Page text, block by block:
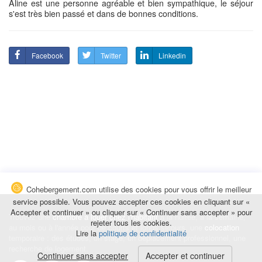
Aline est une personne agréable et bien sympathique, le séjour
s'est très bien passé et dans de bonnes conditions.
Facebook Twitter Linkedin
Trouvez unechambre à louer chez l'habitantà la nuitée, à la semaine,
au mois ou à l'année pour de courts et longs séjours, une
temporaire : des études, un stage, un déplacement professionnel, une
Cohebergement.com utilise des cookies pour vous offrir le meilleur
service possible. Vous pouvez accepter ces cookies en cliquant sur «
Accepter et continuer » ou cliquer sur « Continuer sans accepter » pour
rejeter tous les cookies.
Lire la politique de confidentialité
Continuer sans accepter Accepter et continuer